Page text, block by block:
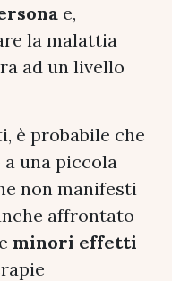
e,
la malattia
ad un livello
è probabile che
una piccola
non manifesti
affrontato
e minori effetti